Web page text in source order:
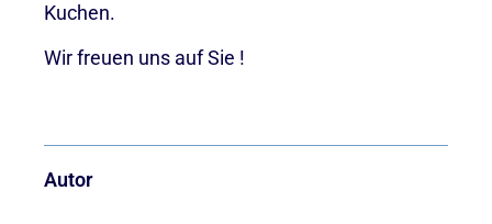
Kuchen.
Wir freuen uns auf Sie !
Autor